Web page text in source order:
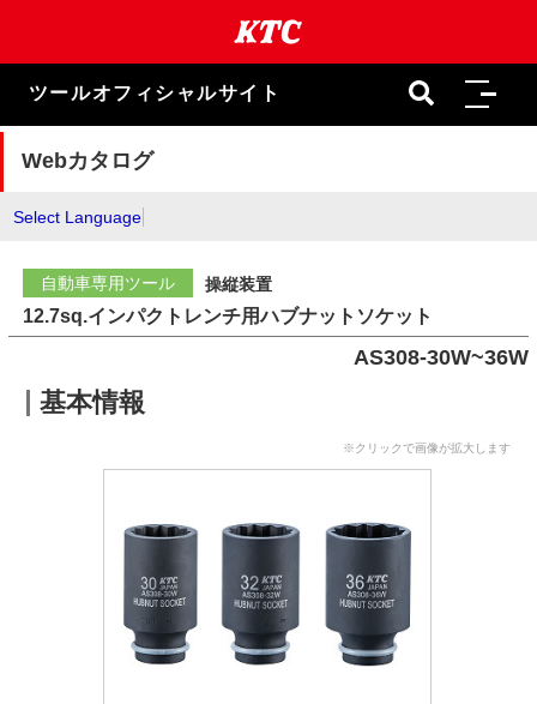
ま
キ
ツールオフィシャルサイト
Webカタログ
Select Language
自動車専用ツール 操縦装置
12.7sq.インパクトレンチ用ハブナットソケット
AS308-30W~36W
基本情報
※クリックで画像が拡大します